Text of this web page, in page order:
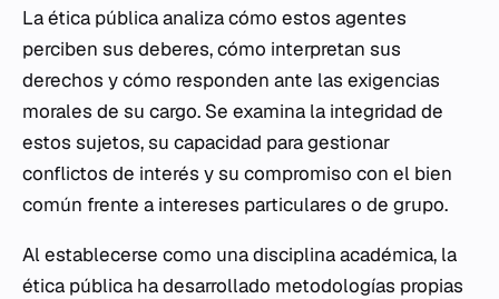
La ética pública analiza cómo estos agentes
perciben sus deberes, cómo interpretan sus
derechos y cómo responden ante las exigencias
morales de su cargo. Se examina la integridad de
estos sujetos, su capacidad para gestionar
conflictos de interés y su compromiso con el bien
común frente a intereses particulares o de grupo.
Al establecerse como una disciplina académica, la
ética pública ha desarrollado metodologías propias